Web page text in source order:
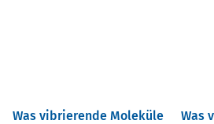
Was vibrierende Moleküle Was